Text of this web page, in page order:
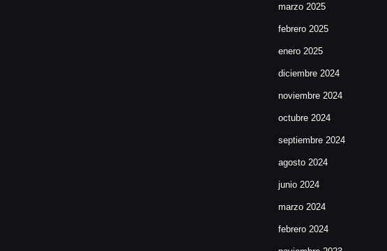
marzo 2025
febrero 2025
enero 2025
diciembre 2024
noviembre 2024
octubre 2024
septiembre 2024
agosto 2024
junio 2024
marzo 2024
febrero 2024